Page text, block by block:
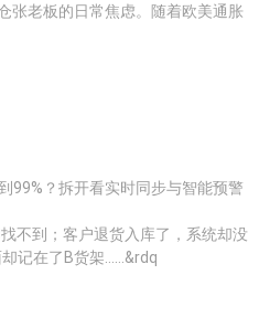
张老板的日常焦虑。随着欧美通胀
99%？拆开看实时同步与智能预警
不到；客户退货入库了，系统却没
记在了B货架……&rdq